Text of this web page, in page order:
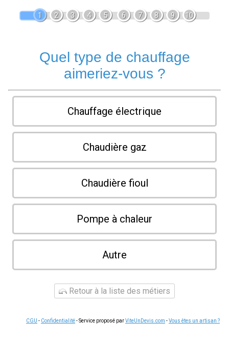
1 2 3 4 5 6 7 8 9 10
Quel type de chauffage
aimeriez-vous ?
Chauffage électrique
Chaudière gaz
Chaudière fioul
Pompe à chaleur
Autre
Retour à la liste des métiers
CGU - Confidentialité- Service proposé parViteUnDevis.com -Vous êtes un artisan ?